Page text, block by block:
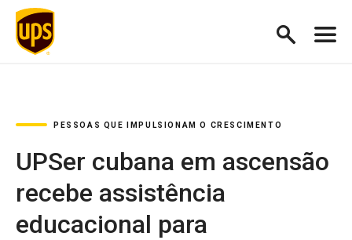
PESSOAS QUE IMPULSIONAM O CRESCIMENTO
UPSer cubana em ascensão
recebe assistência
educacional para